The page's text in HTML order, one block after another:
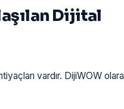
Dijital
vardır. DijiWOW